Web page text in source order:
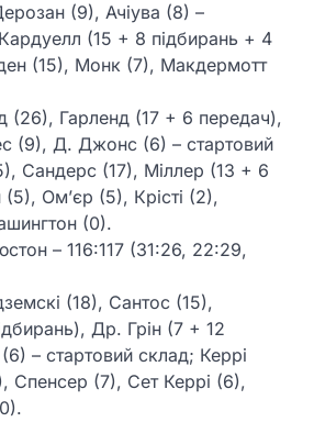
(9), Ачіува (8) –
(15 + 8 підбирань + 4
(15), Монк (7), Макдермотт
(26), Гарленд (17 + 6 передач),
(9), Д. Джонс (6) – стартовий
Сандерс (17), Міллер (13 + 6
Ом’єр (5), Крісті (2),
(0).
– 116:117 (31:26, 22:29,
(18), Сантос (15),
Др. Грін (7 + 12
– стартовий склад; Керрі
Спенсер (7), Сет Керрі (6),